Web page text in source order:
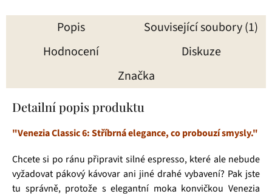
Popis
Související soubory (1)
Hodnocení
Diskuze
Značka
Detailní popis produktu
"Venezia Classic 6: Stříbrná elegance, co probouzí smysly."
Chcete si po ránu připravit silné espresso, které ale nebude
vyžadovat pákový kávovar ani jiné drahé vybavení? Pak jste
tu správně, protože s elegantní moka konvičkou Venezia